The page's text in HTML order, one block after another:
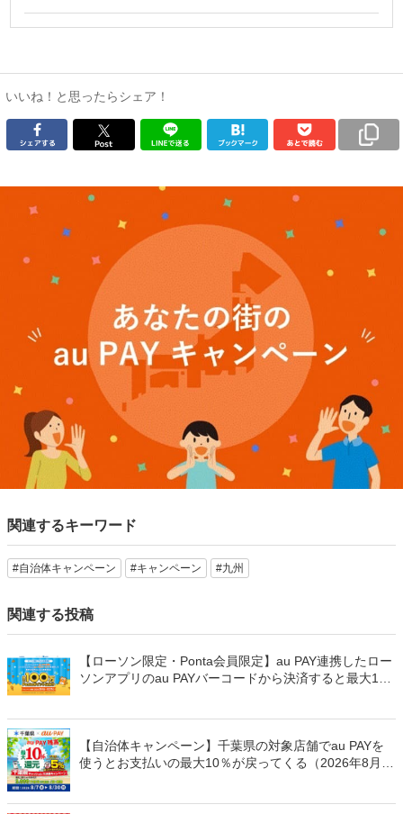
いいね！と思ったらシェア！
関連するキーワード
#自治体キャンペーン #キャンペーン #九州
関連する投稿
【ローソン限定・Ponta会員限定】au PAY連携したロー
ソンアプリのau PAYバーコードから決済すると最大100
【自治体キャンペーン】千葉県の対象店舗でau PAYを
使うとお支払いの最大10％が戻ってくる（2026年8月7